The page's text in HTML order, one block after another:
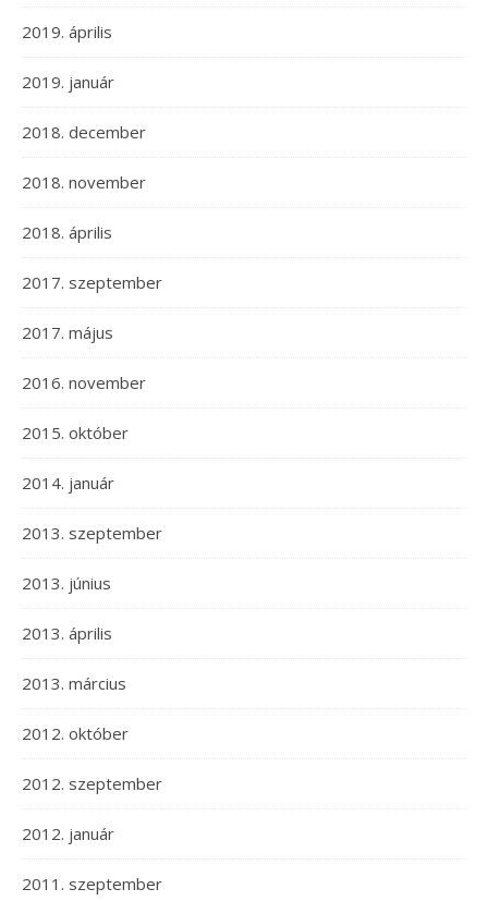
2019. április
2019. január
2018. december
2018. november
2018. április
2017. szeptember
2017. május
2016. november
2015. október
2014. január
2013. szeptember
2013. június
2013. április
2013. március
2012. október
2012. szeptember
2012. január
2011. szeptember